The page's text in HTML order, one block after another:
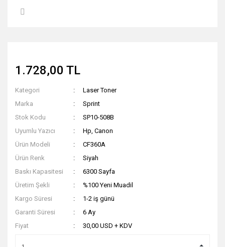
1.728,00 TL
Kategori
Laser Toner
Marka
Sprint
Stok Kodu
SP10-508B
Uyumlu Yazıcı
Hp, Canon
Ürün Modeli
CF360A
Ürün Renk
Siyah
Baskı Kapasitesi
6300 Sayfa
Üretim Şekli
%100 Yeni Muadil
Kargo Süresi
1-2 iş günü
Garanti Süresi
6 Ay
Fiyat
30,00 USD + KDV